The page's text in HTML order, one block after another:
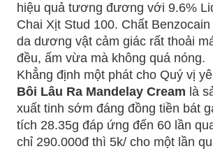
hiệu quả tương đương với 9.6%
Chai Xịt Stud 100. Chất
da dương vật cảm giác rất thoải
đều, ấm vừa mà không quá nóng.
Khẳng định một phát cho Quý vị
Bôi Lâu Ra Mandelay Cream là
xuất tinh sớm đáng đồng tiền bát
tích 28.35g đáp ứng đến 60 lần
chỉ 290.000đ thì 5k/ cho một lần